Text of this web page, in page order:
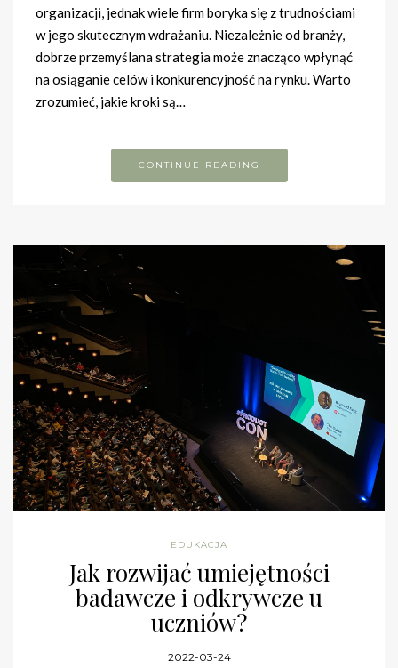
organizacji, jednak wiele firm boryka się z trudnościami
w jego skutecznym wdrażaniu. Niezależnie od branży,
dobrze przemyślana strategia może znacząco wpłynąć
na osiąganie celów i konkurencyjność na rynku. Warto
zrozumieć, jakie kroki są…
CONTINUE READING
EDUKACJA
Jak rozwijać umiejętności
badawcze i odkrywcze u
uczniów?
2022-03-24